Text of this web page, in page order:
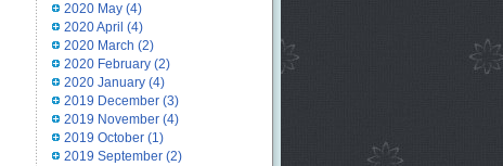
2020 May(4)
2020 April (4)
2020 March (2)
2020 February(2)
2020 January(4)
2019 December(3)
2019 November(4)
2019 October(1)
2019 September(2)